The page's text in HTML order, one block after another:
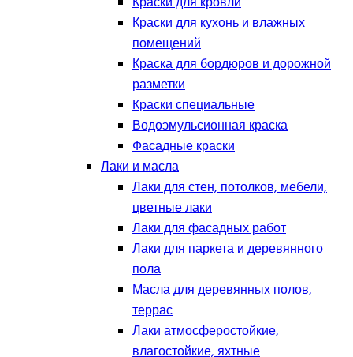
Краски для кухонь и влажных
помещений
Краска для бордюров и дорожной
разметки
Краски специальные
Водоэмульсионная краска
Фасадные краски
Лаки и масла
Лаки для стен, потолков, мебели,
цветные лаки
Лаки для фасадных работ
Лаки для паркета и деревянного
пола
Масла для деревянных полов,
террас
Лаки атмосферостойкие,
влагостойкие, яхтные